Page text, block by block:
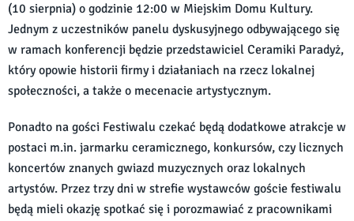
(10 sierpnia) o godzinie 12:00 w Miejskim Domu Kultury.
Jednym z uczestników panelu dyskusyjnego odbywającego się
w ramach konferencji będzie przedstawiciel Ceramiki Paradyż,
który opowie historii firmy i działaniach na rzecz lokalnej
społeczności, a także o mecenacie artystycznym.
Ponadto na gości Festiwalu czekać będą dodatkowe atrakcje w
postaci m.in. jarmarku ceramicznego, konkursów, czy licznych
koncertów znanych gwiazd muzycznych oraz lokalnych
artystów. Przez trzy dni w strefie wystawców goście festiwalu
będą mieli okazję spotkać się i porozmawiać z pracownikami